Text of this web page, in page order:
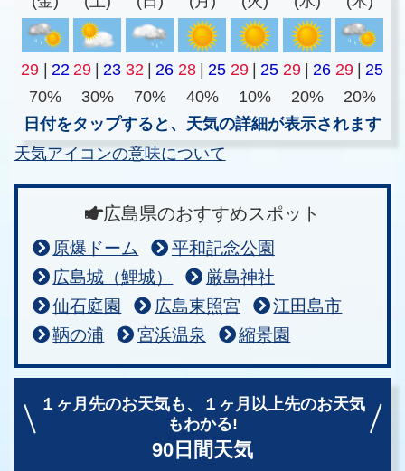
29 | 22 29 | 23 32 | 26 28 | 25 29 | 25 29 | 26 29 | 25
70%
30% 70% 40% 10% 20%
20%
日付をタップすると、天気の詳細が表示されます
天気アイコンの意味について
広島県のおすすめスポット
原爆ドーム
平和記念公園
広島城（鯉城）
厳島神社
仙石庭園
広島東照宮
江田島市
鞆の浦
宮浜温泉 縮景園
１ヶ月先のお天気も、
１ヶ月以上先のお天気
もわかる!
90日間天気